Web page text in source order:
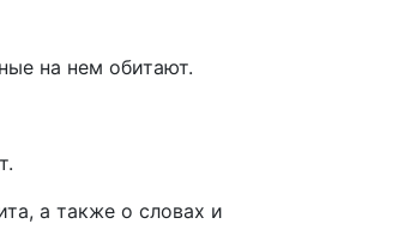
на нем обитают.
а также о словах и